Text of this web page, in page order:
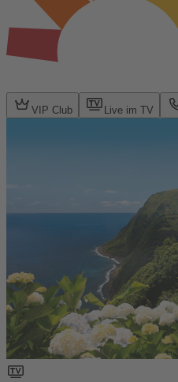
VIP Club Live im TV